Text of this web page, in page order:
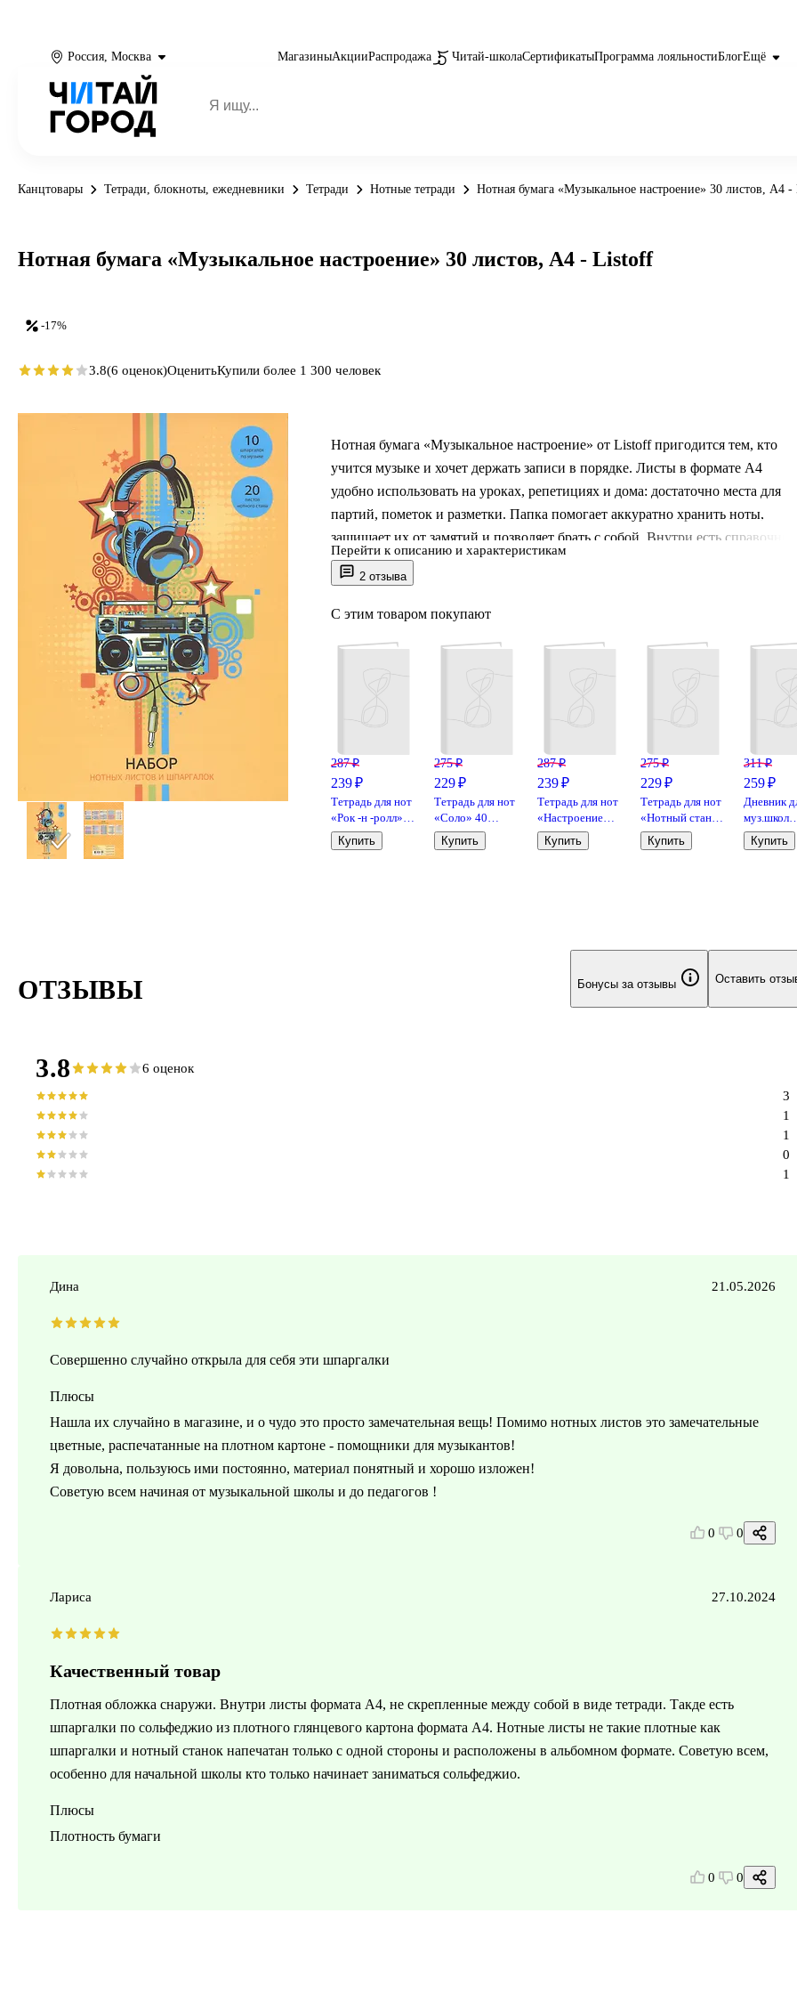
Россия, Москва МагазиныАкцииРаспродажа Читай-школаСертификатыПрограмма лояльностиБлогЕщё
Канцтовары Тетради, блокноты, ежедневники Тетради Нотные тетради Нотная бумага «Музыкальное настроение» 30 листов, А4
2 отзыва
Нотная бумага «Музыкальное настроение» от Listoff пригодится тем, кто
учится музыке и хочет держать записи в порядке. Листы в формате А4
удобно использовать на уроках, репетициях и дома: достаточно места для
партий, пометок и разметки. Папка помогает аккуратно хранить ноты,
защищает их от замятий и позволяет брать с собой. Внутри есть справочные
материалы, чтобы быстрее ориентироваться в нотной грамоте и
обозначениях. Подойдёт школьникам, студентам и начинающим музыкантам.
Перейти к описанию и характеристикам
С этим товаром покупают
287 ₽
239 ₽
Тетрадь для нот
«Рок -н -ролл»
40 листов, А4,
спираль - Listoff
Купить
275 ₽
229 ₽
Тетрадь для нот
«Соло» 40
листов, А4,
скрепка - Listoff
Купить
287 ₽
239 ₽
Тетрадь для нот
«Настроение
утро» 40 листов,
А4, спираль -
Купить
275 ₽
229 ₽
Тетрадь для нот
«Нотный стан»
40 листов, А4,
спираль - Listoff
Купить
311 ₽
259 ₽
Дневник
муз.школ
"Дизайн
7БЦ,
Купить
-17%
Нотная бумага «Музыкальное настроение» 30 листов, А4 - Listoff
3.8(6 оценок)ОценитьКупили более 1 300 человек
ОТЗЫВЫ Бонусы за отзывы Оставить
3.8 6 оценок
1
0
1
1
3
Дина 21.05.2026
Совершенно случайно открыла для себя эти шпаргалки
Плюсы
Нашла их случайно в магазине, и о чудо это просто замечательная вещь! Помимо нотных листов это замечательные
цветные, распечатанные на плотном картоне - помощники для музыкантов!
Я довольна, пользуюсь ими постоянно, материал понятный и хорошо изложен!
Советую всем начиная от музыкальной школы и до педагогов !
0 0
Лариса 27.10.2024
Качественный товар
Плотная обложка снаружи. Внутри листы формата А4, не скрепленные между собой в виде тетради. Такде есть
шпаргалки по сольфеджио из плотного глянцевого картона формата А4. Нотные листы не такие плотные как
шпаргалки и нотный станок напечатан только с одной стороны и расположены в альбомном формате. Советую всем,
особенно для начальной школы кто только начинает заниматься сольфеджио.
Плюсы
Плотность бумаги
0 0